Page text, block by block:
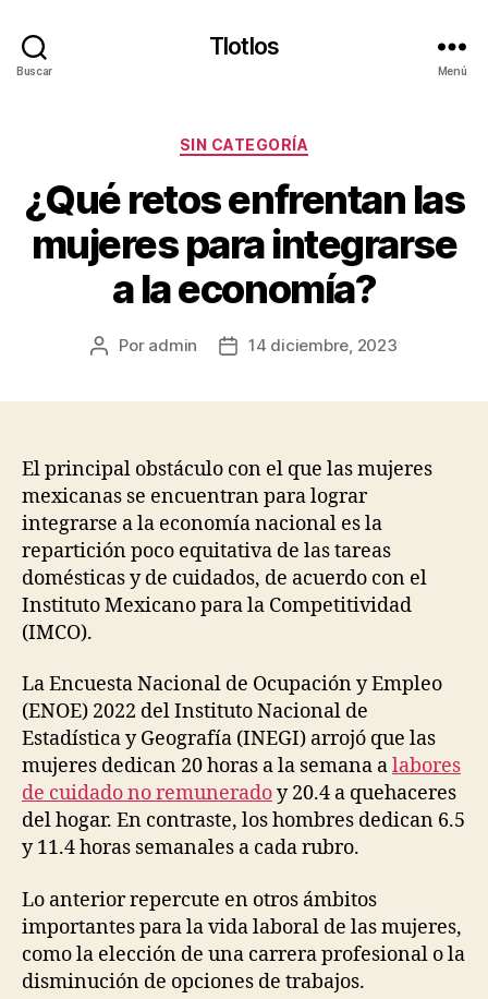
Buscar
Tlotlos
Menú
Categorías
SIN CATEGORÍA
¿Qué retos enfrentan las
mujeres para integrarse
a la economía?
Autor
Por admin
Fecha14 diciembre, 2023
El principal obstáculo con el que las mujeres
mexicanas se encuentran para lograr
integrarse a la economía nacional es la
repartición poco equitativa de las tareas
domésticas y de cuidados, de acuerdo con el
Instituto Mexicano para la Competitividad
(IMCO).
La Encuesta Nacional de Ocupación y Empleo
(ENOE) 2022 del Instituto Nacional de
Estadística y Geografía (INEGI) arrojó que las
mujeres dedican 20 horas a la semana alabores
de cuidado no remuneradoy 20.4 a quehaceres
del hogar. En contraste, los hombres dedican 6.5
y 11.4 horas semanales a cada rubro.
Lo anterior repercute en otros ámbitos
importantes para la vida laboral de las mujeres,
como la elección de una carrera profesional o la
disminución de opciones de trabajos.